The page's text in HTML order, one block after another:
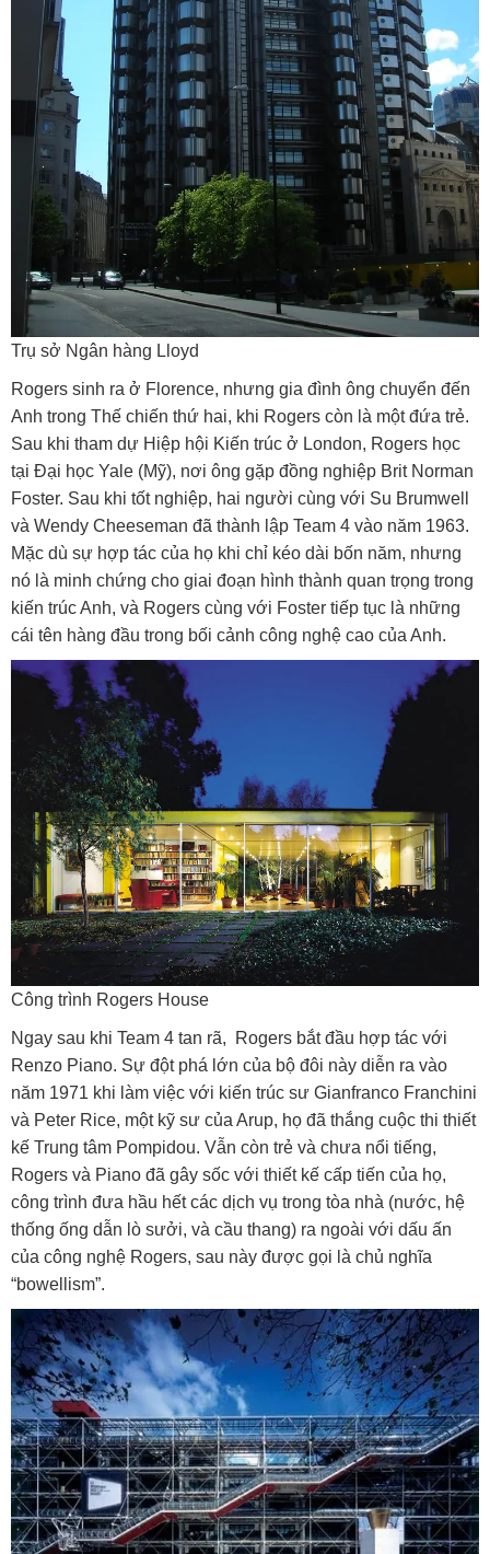
Trụ sở Ngân hàng Lloyd
Rogers sinh ra ở Florence, nhưng gia đình ông chuyển đến
Anh trong Thế chiến thứ hai, khi Rogers còn là một đứa trẻ.
Sau khi tham dự Hiệp hội Kiến trúc ở London, Rogers học
tại Đại học Yale (Mỹ), nơi ông gặp đồng nghiệp Brit Norman
Foster. Sau khi tốt nghiệp, hai người cùng với Su Brumwell
và Wendy Cheeseman đã thành lập Team 4 vào năm 1963.
Mặc dù sự hợp tác của họ khi chỉ kéo dài bốn năm, nhưng
nó là minh chứng cho giai đoạn hình thành quan trọng trong
kiến trúc Anh, và Rogers cùng với Foster tiếp tục là những
cái tên hàng đầu trong bối cảnh công nghệ cao của Anh.
Công trình Rogers House
Ngay sau khi Team 4 tan rã, Rogers bắt đầu hợp tác với
Renzo Piano. Sự đột phá lớn của bộ đôi này diễn ra vào
năm 1971 khi làm việc với kiến trúc sư Gianfranco Franchini
và Peter Rice, một kỹ sư của Arup, họ đã thắng cuộc thi thiết
kế Trung tâm Pompidou. Vẫn còn trẻ và chưa nổi tiếng,
Rogers và Piano đã gây sốc với thiết kế cấp tiến của họ,
công trình đưa hầu hết các dịch vụ trong tòa nhà (nước, hệ
thống ống dẫn lò sưởi, và cầu thang) ra ngoài với dấu ấn
của công nghệ Rogers, sau này được gọi là chủ nghĩa
“bowellism”.